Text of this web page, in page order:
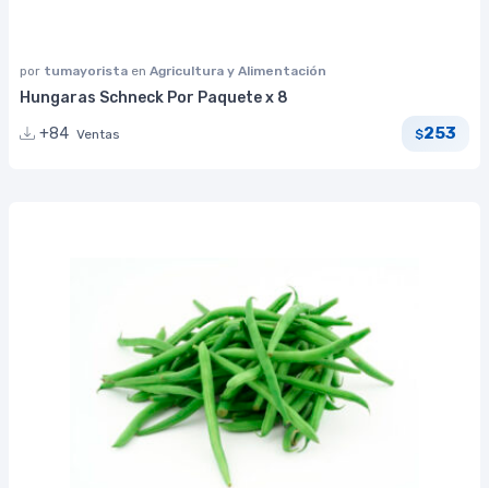
por tumayorista en Agricultura y Alimentación
Hungaras Schneck Por Paquete x 8
+84 Ventas $253